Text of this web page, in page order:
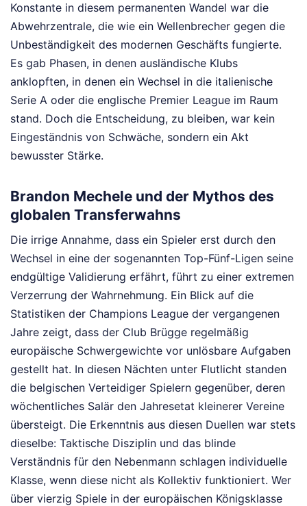
Konstante in diesem permanenten Wandel war die
Abwehrzentrale, die wie ein Wellenbrecher gegen die
Unbeständigkeit des modernen Geschäfts fungierte.
Es gab Phasen, in denen ausländische Klubs
anklopften, in denen ein Wechsel in die italienische
Serie A oder die englische Premier League im Raum
stand. Doch die Entscheidung, zu bleiben, war kein
Eingeständnis von Schwäche, sondern ein Akt
bewusster Stärke.
Brandon Mechele und der Mythos des
globalen Transferwahns
Die irrige Annahme, dass ein Spieler erst durch den
Wechsel in eine der sogenannten Top-Fünf-Ligen seine
endgültige Validierung erfährt, führt zu einer extremen
Verzerrung der Wahrnehmung. Ein Blick auf die
Statistiken der Champions League der vergangenen
Jahre zeigt, dass der Club Brügge regelmäßig
europäische Schwergewichte vor unlösbare Aufgaben
gestellt hat. In diesen Nächten unter Flutlicht standen
die belgischen Verteidiger Spielern gegenüber, deren
wöchentliches Salär den Jahresetat kleinerer Vereine
übersteigt. Die Erkenntnis aus diesen Duellen war stets
dieselbe: Taktische Disziplin und das blinde
Verständnis für den Nebenmann schlagen individuelle
Klasse, wenn diese nicht als Kollektiv funktioniert. Wer
über vierzig Spiele in der europäischen Königsklasse